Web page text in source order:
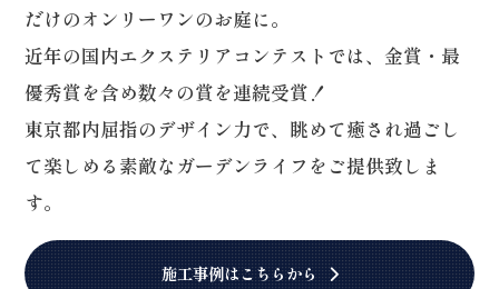
だけのオンリーワンのお庭に。
近年の国内エクステリアコンテストでは、金賞・最
優秀賞を含め数々の賞を連続受賞！
東京都内屈指のデザイン力で、眺めて癒され過ごし
て楽しめる素敵なガーデンライフをご提供致しま
す。
施工事例はこちらから